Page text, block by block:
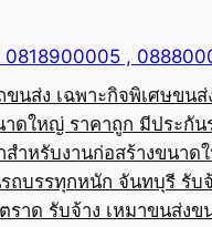
0818900005 ,
ขนส่ง เฉพาะกิจพิเศษข
ดใหญ่ ราคาถูก มีประกัน
สำหรับงานก่อสร้างขนา
รถบรรทุกหนัก จันทบุรี รับ
ราด รับจ้าง เหมาขนส่งข